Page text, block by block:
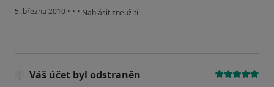
5. března 2010 • • • podle názoru uživatele Pacient
Nahlásit zneužití
Váš účet byl odstraněn